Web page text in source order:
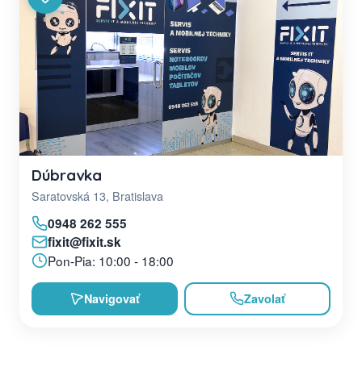
Dúbravka
Saratovská 13, Bratislava
0948 262 555
fixit@fixit.sk
Pon-Pia: 10:00 - 18:00
Navigovať Zavolať